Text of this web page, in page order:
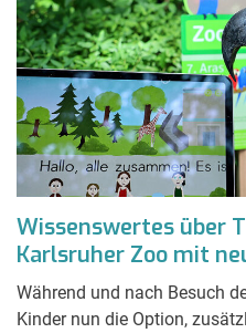
Wissenswertes über
Karlsruher Zoo mit
Während und nach Besuch
Kinder nun die Option,